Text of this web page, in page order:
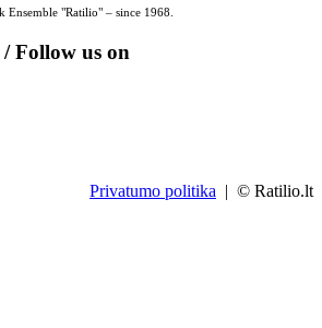
"Ratilio" – since 1968.
Follow us on
Privatumo politika | © Ratilio.lt